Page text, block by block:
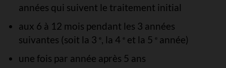
années qui suivent le traitement initial
aux 6 à 12 mois pendant les 3 années
suivantes (soit la 3 e, la 4 eet la 5 eannée)
une fois par année après 5 ans